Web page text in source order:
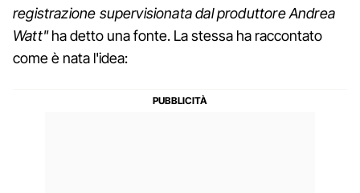
registrazione supervisionata dal produttore Andrea
Watt"ha detto una fonte. La stessa ha raccontato
come è nata l'idea: